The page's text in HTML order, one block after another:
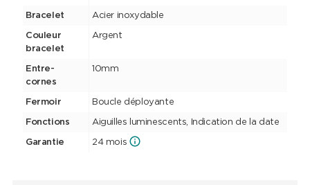
Bracelet Acier inoxydable
Couleur
bracelet
Argent
Entre-
cornes
10mm
Fermoir Boucle déployante
Fonctions Aiguilles luminescents, Indication de la date
Garantie 24 mois